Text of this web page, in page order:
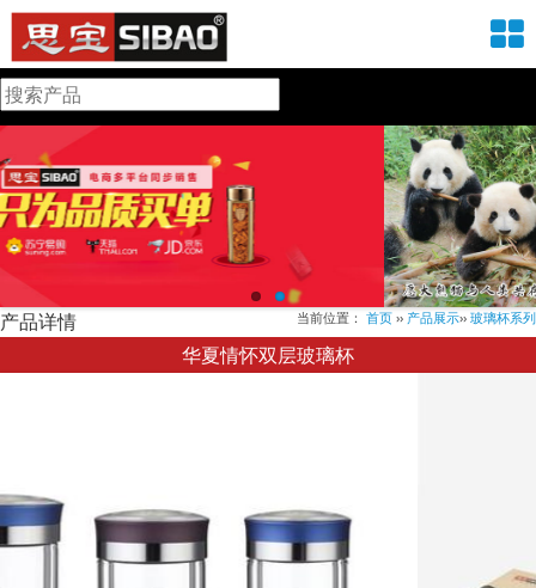
产品详情 当前位置： 首页 ›› 产品展示›› 玻璃杯系列
华夏情怀双层玻璃杯